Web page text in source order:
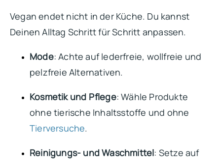
Vegan endet nicht in der Küche. Du kannst
Deinen Alltag Schritt für Schritt anpassen.
Mode: Achte auf lederfreie, wollfreie und
pelzfreie Alternativen.
Kosmetik und Pflege: Wähle Produkte
ohne tierische Inhaltsstoffe und ohne
Tierversuche.
Reinigungs- und Waschmittel: Setze auf